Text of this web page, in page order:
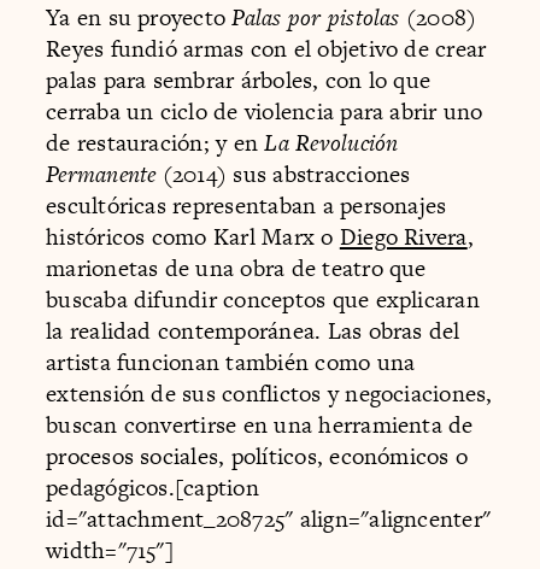
Ya en su proyectoPalas por pistolas (2008)
Reyes fundió armas con el objetivo de crear
palas para sembrar árboles, con lo que
cerraba un ciclo de violencia para abrir uno
de restauración; y enLa Revolución
Permanente(2014) sus abstracciones
escultóricas representaban a personajes
históricos como Karl Marx o Diego Rivera,
marionetas de una obra de teatro que
buscaba difundir conceptos que explicaran
la realidad contemporánea. Las obras del
artista funcionan también como una
extensión de sus conflictos y negociaciones,
buscan convertirse en una herramienta de
procesos sociales, políticos, económicos o
pedagógicos.[caption
id="attachment_208725" align="aligncenter"
width="715"]